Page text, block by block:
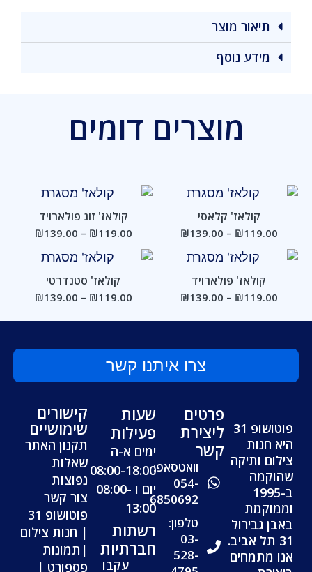
תיאור מוצר
מידע נוסף
מוצרים דומים
קולאז' קלאסי
₪119.00
–
₪139.00
מחירים:
קולאז' זוג פולארויד
₪119.00
–
₪139.00
קולאז' פולארויד
₪119.00
–
₪139.00
מחירים:
קולאז' סטנדרטי
₪119.00
–
₪139.00
צרו איתנו קשר
פוטושופ 31
היא חנות
צילום ותיקה
שהוקמה
ב-1995
וממוקמת
באבן גבירול
31 תל אביב.
אנו מתמחים
פרטים
ליצירת
קשר
וואטסאפ:
054-
6850692
טלפון:
03-
528-
שעות
פעילות
ימים א-ה
08:00-18:00
יום ו 08:00-
13:00
רשתות
חברתיות
עקבו
קישורים
שימושיים
תקנון האתר
שאלות
נפוצות
צור קשר
פוטושופ 31
| חנות צילום
|תמונות
פספורט |